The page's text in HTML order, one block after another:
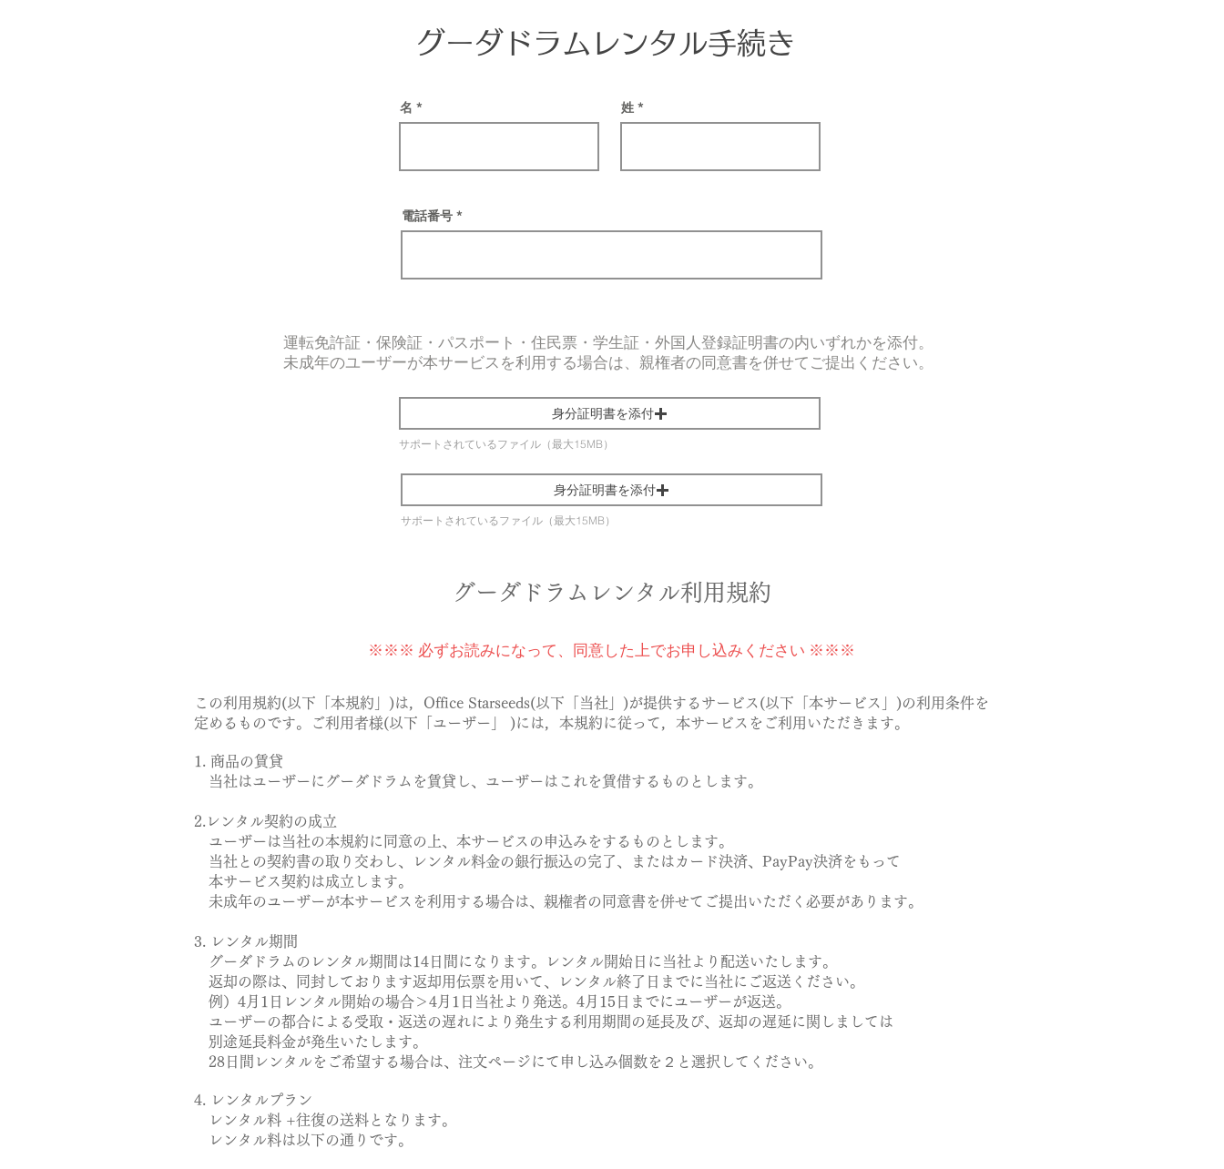
グーダドラムレンタル手続き
名 姓
電話番号
運転免許証・保険証・パスポート・住民票・学生証・外国人登録証明書の内いずれかを添付。
未成年のユーザーが本サービスを利用する場合は、親権者の同意書を併せてご提出ください。
身分証明書を添付
サポートされているファイル（最大15MB）
身分証明書を添付
サポートされているファイル（最大15MB）
グーダドラムレンタル利用規約
※※※ 必ずお読みになって、同意した上でお申し込みください ※※※
この利用規約(以下「本規約」)は，Office Starseeds(以下「当社」)が提供するサービス(以下「本サービス」)の利用条件を
定めるものです。
ご利用者様(以下「ユーザー」 )には，本規約に従って，本サービスをご利用いただきます。
1. 商品の賃貸
当社はユーザーにグーダドラムを賃貸し、ユーザーはこれを賃借するものとします。
2.レンタル契約の成立
ユーザーは当社の本規約に同意の上、本サービスの申込みをするものとします。
当社との契約書の取り交わし、レンタル料金の銀行振込の完了、またはカード決済、PayPay決済をもって
本サービス契約は成立します。
未成年のユーザーが本サービスを利用する場合は、親権者の同意書を併せてご提出いただく必要があります。
3. レンタル期間
グーダドラムのレンタル期間は14日間になります。レンタル開始日に当社より配送いたします。
返却の際は、同封しております返却用伝票を用いて、レンタル終了日までに当社にご返送ください。
例）4月1日レンタル開始の場合＞4月1日当社より発送。4月15日までにユーザーが返送。
ユーザーの都合による受取・返送の遅れにより発生する利用期間の延長及び、返却の遅延に関しましては
別途延長料金が発生いたします。
28日間レンタルをご希望する場合は、注文ページにて申し込み個数を２と選択してください。
4. レンタルプラン
レンタル料 +往復の送料となります。
レンタル料は以下の通りです。